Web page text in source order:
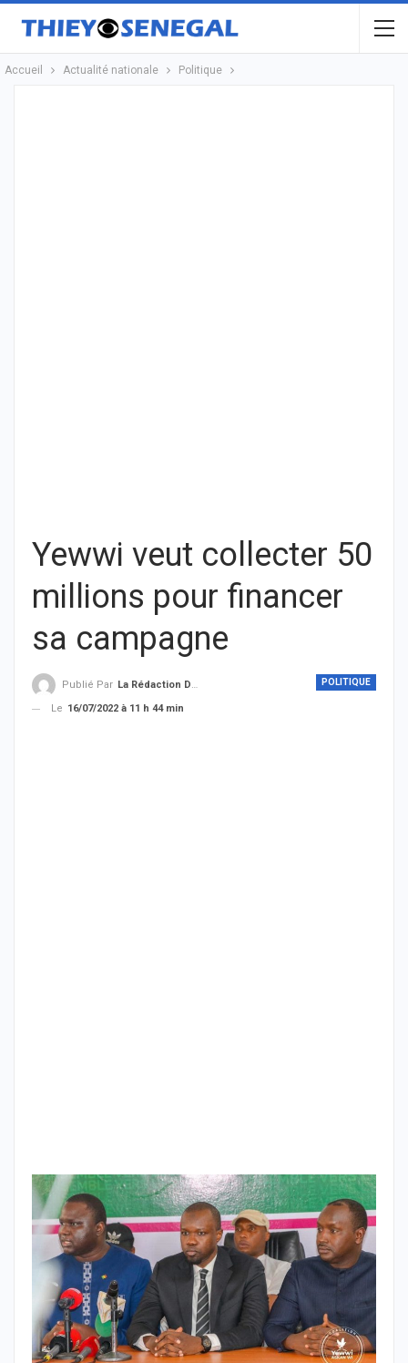
Accueil Actualité nationale Politique
Yewwi veut collecter 50
millions pour financer
sa campagne
POLITIQUE
Publié Par La Rédaction De THIEYSENEGAL.com
Le 16/07/2022 à 11 h 44 min